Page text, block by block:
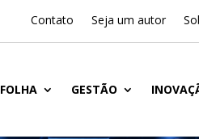
Contato Seja um autor
FOLHA GESTÃO